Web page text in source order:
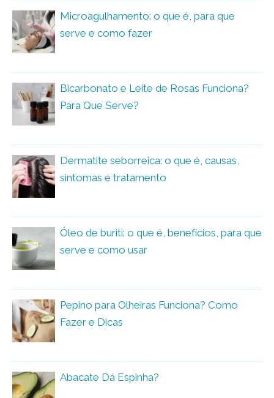
Microagulhamento: o que é, para que
serve e como fazer
Bicarbonato e Leite de Rosas Funciona?
Para Que Serve?
Dermatite seborreica: o que é, causas,
sintomas e tratamento
Óleo de buriti: o que é, benefícios, para que
serve e como usar
Pepino para Olheiras Funciona? Como
Fazer e Dicas
Abacate Dá Espinha?